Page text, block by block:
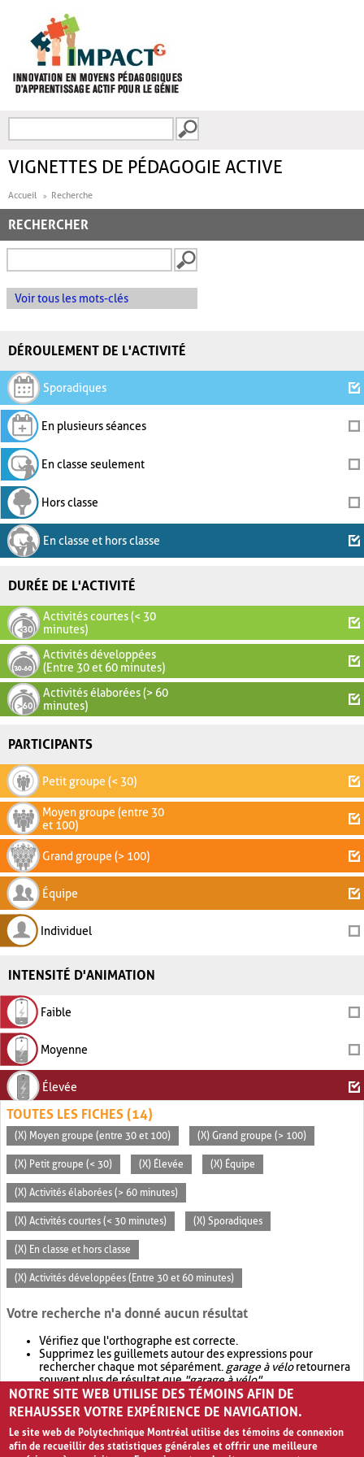
FORMULAIRE DE
VIGNETTES DE PÉDAGOGIE ACTIVE
Accueil Recherche
RECHERCHER
Voir tous les mots-clés
DÉROULEMENT DE L'ACTIVITÉ
Sporadiques
En plusieurs séances
En classe seulement
Hors classe
En classe et hors classe
DURÉE DE L'ACTIVITÉ
Activités courtes (< 30
minutes)
Activités développées
(Entre 30 et 60 minutes)
Activités élaborées (> 60
minutes)
PARTICIPANTS
Petit groupe (< 30)
Moyen groupe (entre 30
et 100)
Grand groupe (> 100)
Équipe
Individuel
INTENSITÉ D'ANIMATION
Faible
Moyenne
Élevée
TOUTES LES FICHES (14)
(X) Moyen groupe (entre 30 et 100) (X) Grand groupe (> 100)
(X) Petit groupe (< 30) (X) Élevée (X) Équipe
(X) Activités élaborées (> 60 minutes)
(X) Activités courtes (< 30 minutes) (X) Sporadiques
(X) En classe et hors classe
(X) Activités développées (Entre 30 et 60 minutes)
Votre recherche n'a donné aucun résultat
Vérifiez que l'orthographe est correcte.
Supprimez les guillemets autour des expressions pour
rechercher chaque mot séparément. garage à véloretournera
souvent plus de résultat que"garage à vélo".
Envisagez d'élargir votre recherche avec OR.garage OR vélo
retournera souvent plus de résultat quegarage à vélo
NOTRE SITE WEB UTILISE DES TÉMOINS AFIN DE
REHAUSSER VOTRE EXPÉRIENCE DE NAVIGATION.
Le site web de Polytechnique Montréal utilise des témoins de connexion
afin de recueillir des statistiques générales et offrir une meilleure